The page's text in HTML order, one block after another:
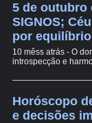
5 de outubro
SIGNOS;
por
10 mêss atrás - O
introspecção e
Horóscopo
e decisões